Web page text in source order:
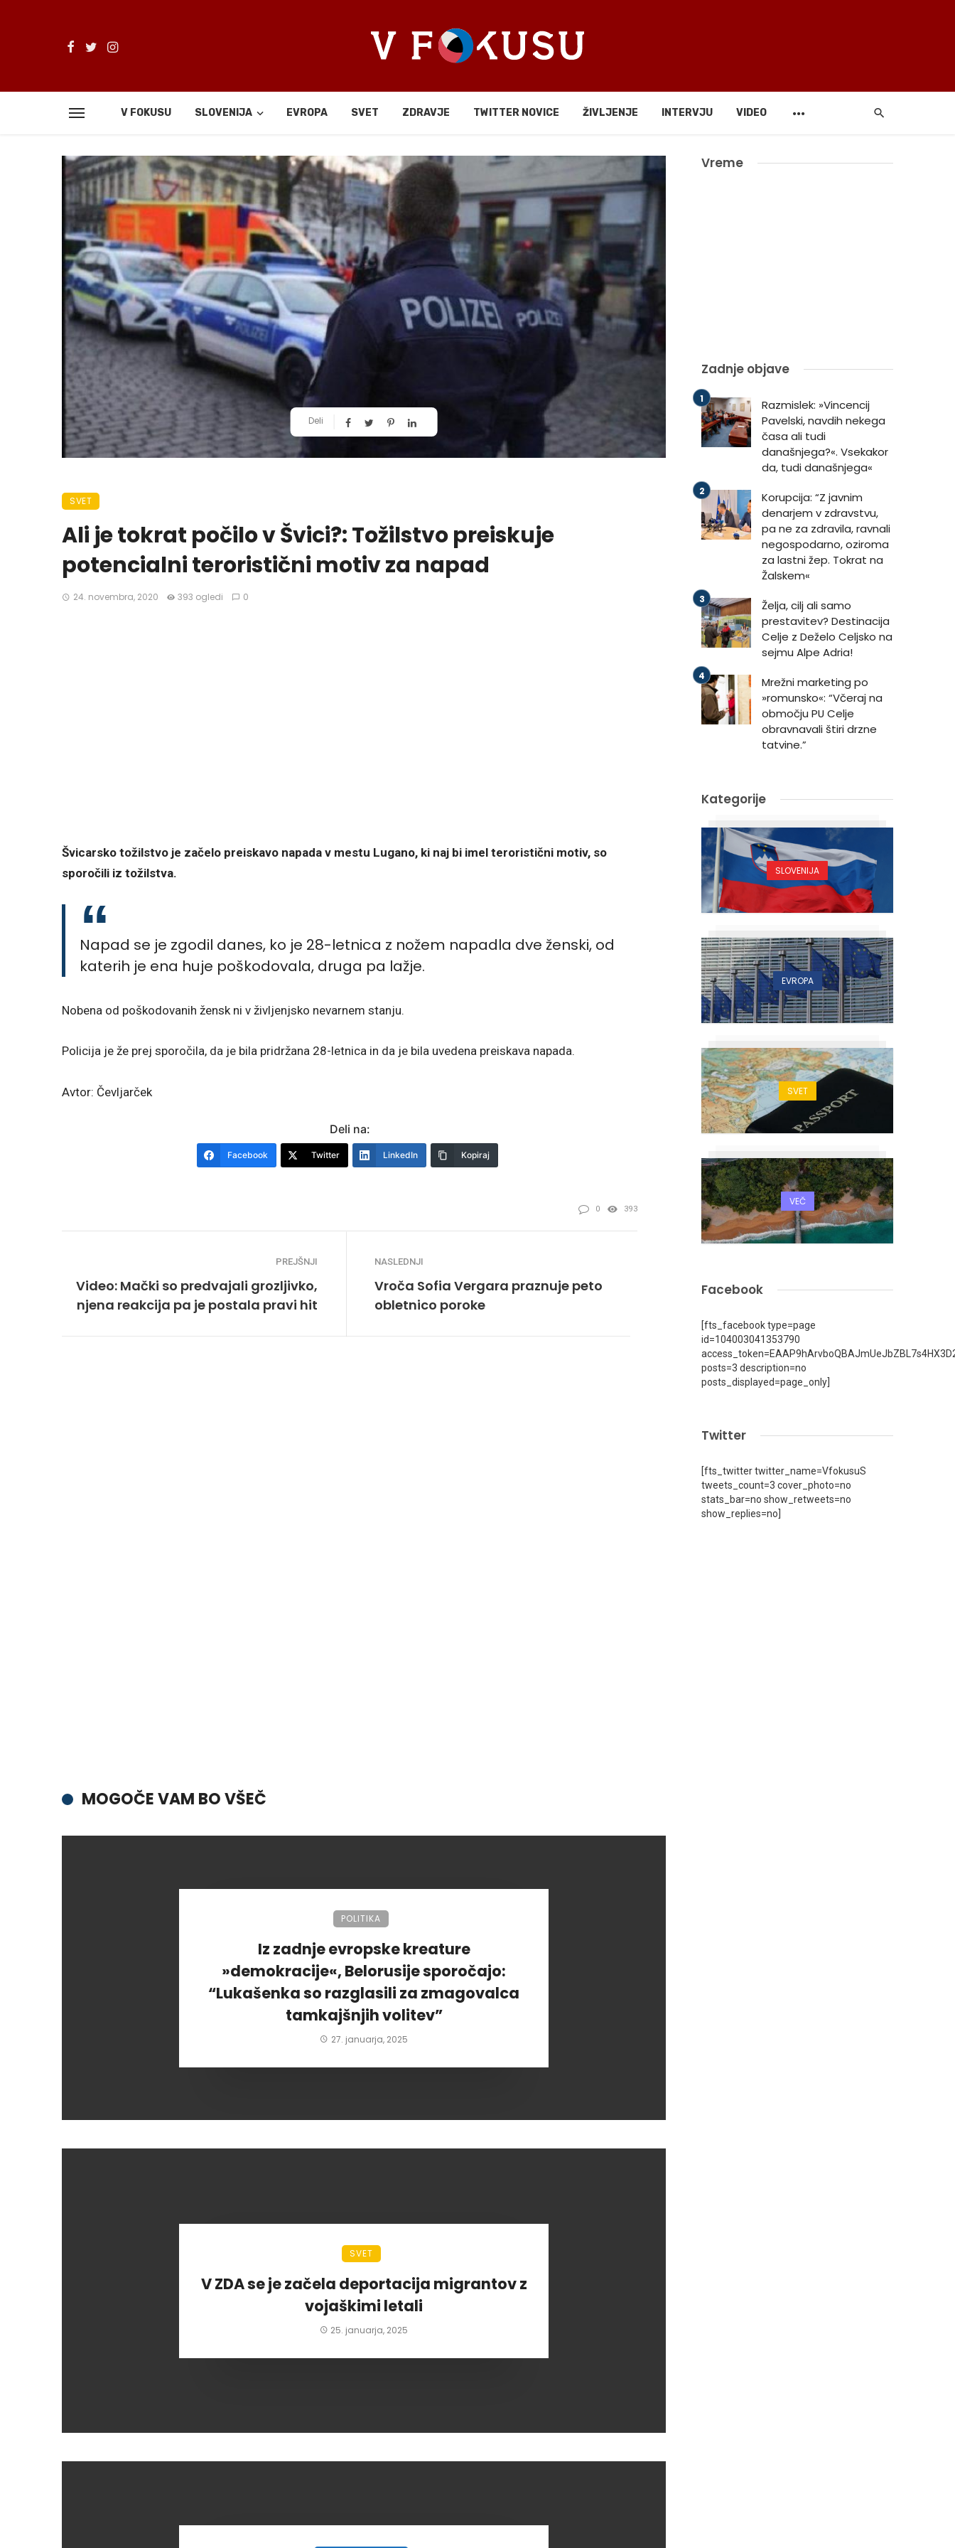
V FOKUSU SLOVENIJA EVROPA SVET ZDRAVJE TWITTER NOVICE ŽIVLJENJE INTERVJU VIDEO
Deli
SVET
Ali je tokrat počilo v Švici?: Tožilstvo preiskuje
potencialni teroristični motiv za napad
24. novembra, 2020 393 ogledi 0
Švicarsko tožilstvo je začelo preiskavo napada v mestu Lugano, ki naj bi imel teroristični motiv, so
sporočili iz tožilstva.
Napad se je zgodil danes, ko je 28-letnica z nožem napadla dve ženski, od
katerih je ena huje poškodovala, druga pa lažje.
Nobena od poškodovanih žensk ni v življenjsko nevarnem stanju.
Policija je že prej sporočila, da je bila pridržana 28-letnica in da je bila uvedena preiskava napada.
Avtor: Čevljarček
Deli na:
Facebook Twitter LinkedIn Kopiraj
0 393
PREJŠNJI
Video: Mački so predvajali grozljivko,
njena reakcija pa je postala pravi hit
NASLEDNJI
Vroča Sofia Vergara praznuje peto
obletnico poroke
MOGOČE VAM BO VŠEČ
POLITIKA
Iz zadnje evropske kreature
»demokracije«, Belorusije sporočajo:
“Lukašenka so razglasili za zmagovalca
tamkajšnjih volitev”
27. januarja, 2025
SVET
V ZDA se je začela deportacija migrantov z
vojaškimi letali
25. januarja, 2025
Vreme
Zadnje objave
Razmislek: »Vincencij
Pavelski, navdih nekega
časa ali tudi
današnjega?«. Vsekakor
da, tudi današnjega«
Korupcija: “Z javnim
denarjem v zdravstvu,
pa ne za zdravila, ravnali
negospodarno, oziroma
za lastni žep. Tokrat na
Žalskem«
Želja, cilj ali samo
prestavitev? Destinacija
Celje z Deželo Celjsko na
sejmu Alpe Adria!
Mrežni marketing po
»romunsko«: “Včeraj na
območju PU Celje
obravnavali štiri drzne
tatvine.”
Kategorije
SLOVENIJA
EVROPA
SVET
VEČ
Facebook
[fts_facebook type=page
id=104003041353790
posts=3 description=no
posts_displayed=page_only]
Twitter
[fts_twitter twitter_name=VfokusuS
tweets_count=3 cover_photo=no
stats_bar=no show_retweets=no
show_replies=no]